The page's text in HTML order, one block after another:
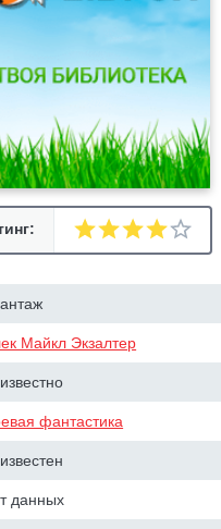
Майкл Экзалтер
фантастика
данных